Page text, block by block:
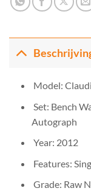
Model:
Set: Bench
Autograph
Year: 2012
Features:
Grade: Raw